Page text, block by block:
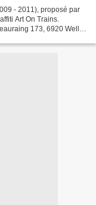
- 2011), proposé par
Art On Trains.
173, 6920 Wellin